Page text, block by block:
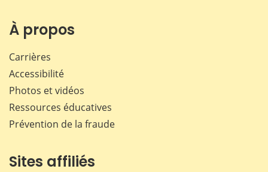
À propos
Carrières
Accessibilité
Photos et vidéos
Ressources éducatives
Prévention de la fraude
Sites affiliés